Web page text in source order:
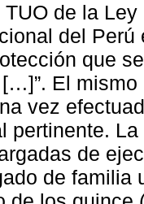
de la
del
que
El
vez
pertinente.
de
de familia